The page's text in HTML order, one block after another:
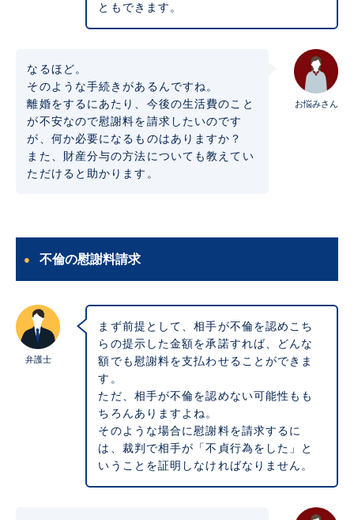
ともできます。
お悩みさん
なるほど。
そのような手続きがあるんですね。
離婚をするにあたり、今後の生活費のこと
が不安なので慰謝料を請求したいのです
が、何か必要になるものはありますか？
また、財産分与の方法についても教えてい
ただけると助かります。
不倫の慰謝料請求
弁護士
まず前提として、相手が不倫を認めこち
らの提示した金額を承諾すれば、どんな
額でも慰謝料を支払わせることができま
す。
ただ、相手が不倫を認めない可能性もも
ちろんありますよね。
そのような場合に慰謝料を請求するに
は、裁判で相手が「不貞行為をした」と
いうことを証明しなければなりません。